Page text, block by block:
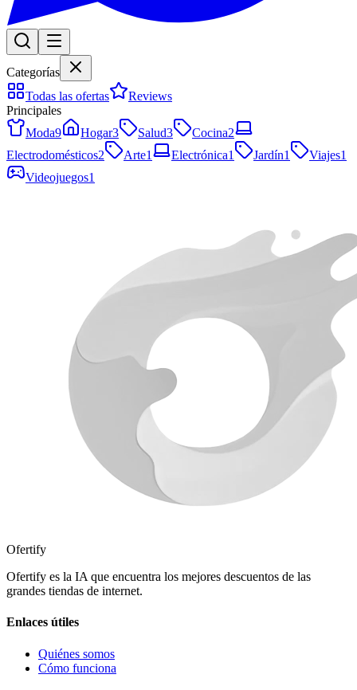
Categorías
Todas las ofertas
Reviews
Principales
Moda9 Hogar3 Salud3 Cocina2
Electrodomésticos2 Arte1 Electrónica1 Jardín1 Viajes1
Videojuegos1
Ofertify
Ofertify es la IA que encuentra los mejores descuentos de las
grandes tiendas de internet.
Enlaces útiles
Quiénes somos
Cómo funciona